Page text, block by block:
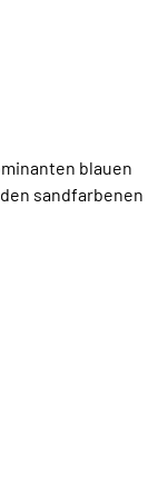
blauen
sandfarbenen